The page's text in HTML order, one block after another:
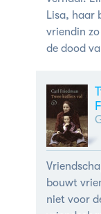
Lisa, haar
vriendin
de dood
bouwt
niet voor